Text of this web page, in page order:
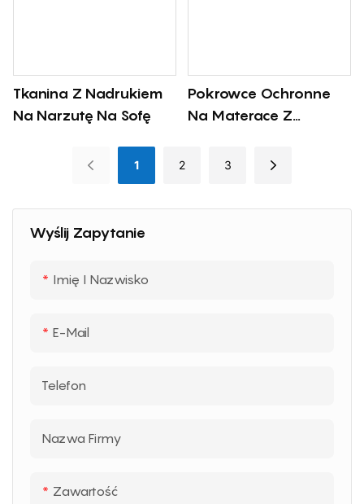
Wyślij Zapytanie
Imię I Nazwisko
E-Mail
Telefon
Nazwa Firmy
Zawartość
Tkanina Z Nadrukiem
Na Narzutę Na Sofę
Pokrowce Ochronne
Na Materace Z
1 2 3